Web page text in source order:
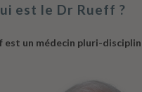
est le Dr Rueff ?
est un médecin pluri-